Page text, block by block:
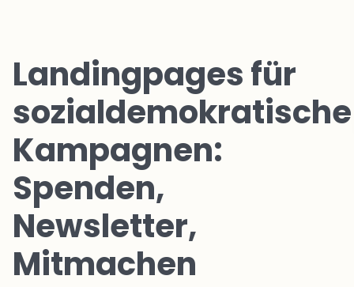
Landingpages für
sozialdemokratische
Kampagnen:
Spenden,
Newsletter,
Mitmachen